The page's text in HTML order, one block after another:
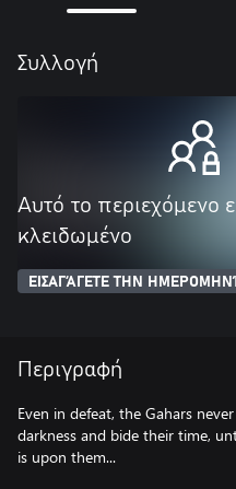
Συλλογή
Αυτό το περιεχόμενο
κλειδωμένο
ΕΙΣΑΓΆΓΕΤΕ ΤΗΝ
Περιγραφή
Even in defeat, the Gahars
darkness and bide their time,
is upon them...